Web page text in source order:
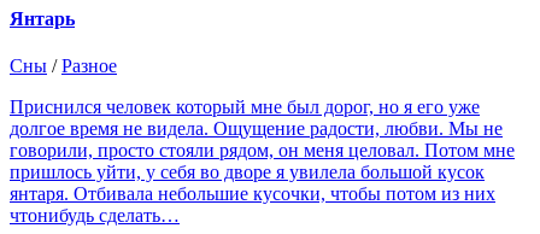
Янтарь
Сны /Разное
Приснился человек который мне был дорог, но я его уже
долгое время не видела. Ощущение радости, любви. Мы не
говорили, просто стояли рядом, он меня целовал. Потом мне
пришлось уйти, у себя во дворе я увилела большой кусок
янтаря. Отбивала небольшие кусочки, чтобы потом из них
чтонибудь сделать…